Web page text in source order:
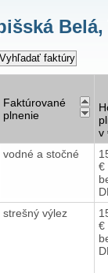
Faktúrované
plnenie
v
vodné a stočné
€
strešný výlez
€